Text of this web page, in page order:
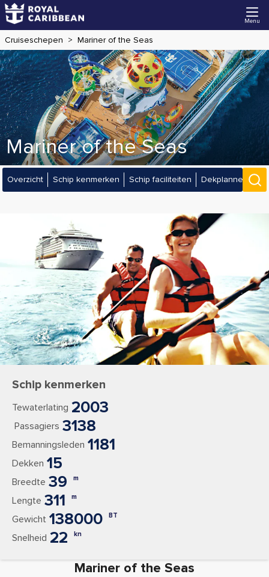
Menu
Cruiseschepen Mariner of the Seas
Mariner of the Seas
Overzicht Schip kenmerken Schip faciliteiten Dekplannen
Schip kenmerken
Tewaterlating 2003
Passagiers 3138
Bemanningsleden 1181
Dekken 15
Breedte 39 m
Lengte 311 m
Gewicht 138000 BT
Snelheid 22 kn
Mariner of the Seas